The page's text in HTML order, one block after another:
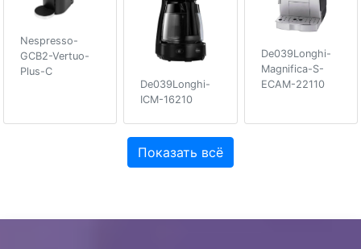
Nespresso-
GCB2-Vertuo-
Plus-C
De039Longhi-
ICM-16210
De039Longhi-
Magnifica-S-
ECAM-22110
Показать всё